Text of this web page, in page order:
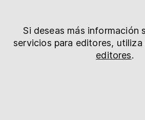
Si deseas más información
servicios para editores, utiliza
editores.